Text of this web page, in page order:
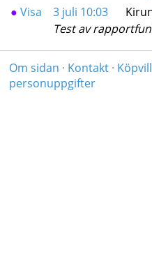
● Visa 3 juli 10:03
Test av
Om sidan · Kontakt·
personuppgifter